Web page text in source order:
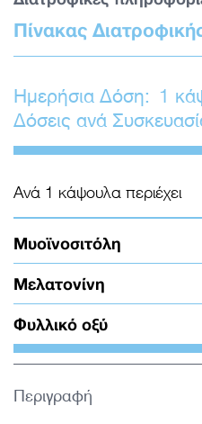
Πίνακας
Ημερήσια Δόση: 1
Δόσεις ανά
Ανά 1 κάψουλα περιέχει
Μυοϊνοσιτόλη
Μελατονίνη
Φυλλικό οξύ
Περιγραφή